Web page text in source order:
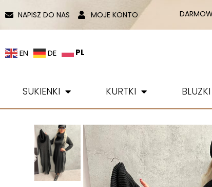
NAPISZ DO NAS MOJE KONTO
EN DE PL
SUKIENKI KURTKI BLUZKI